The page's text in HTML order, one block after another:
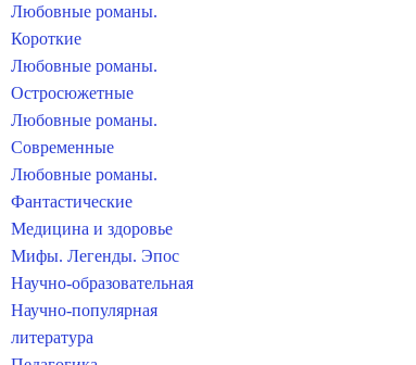
Любовные романы.
Короткие
Любовные романы.
Остросюжетные
Любовные романы.
Современные
Любовные романы.
Фантастические
Медицина и здоровье
Мифы. Легенды. Эпос
Научно-образовательная
Научно-популярная
литература